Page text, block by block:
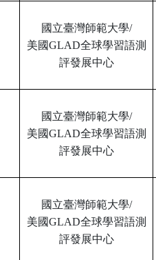
國立臺灣師範大學/
美國GLAD全球學習語測
評發展中心
國立臺灣師範大學/
美國GLAD全球學習語測
評發展中心
國立臺灣師範大學/
美國GLAD全球學習語測
評發展中心